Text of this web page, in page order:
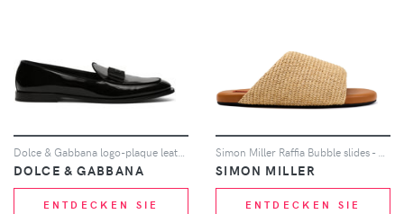
DOLCE & GABBANA
ENTDECKEN SIE
SIMON MILLER
ENTDECKEN SIE